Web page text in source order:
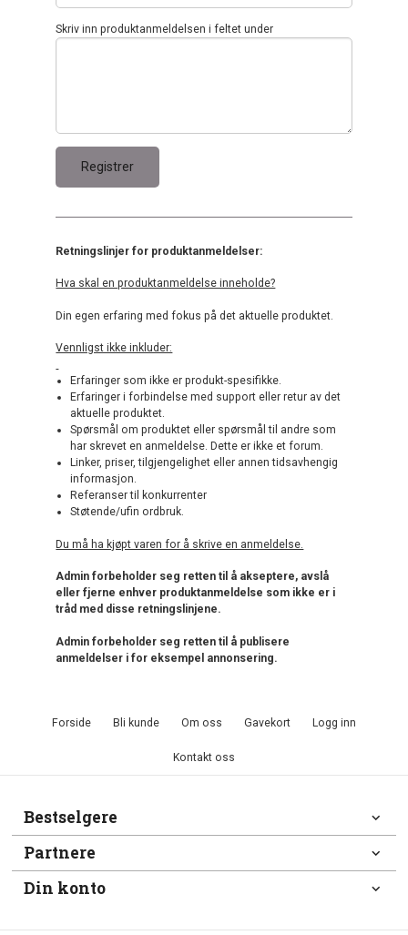
Skriv inn produktanmeldelsen i feltet under
Retningslinjer for produktanmeldelser:
Hva skal en produktanmeldelse inneholde?
Din egen erfaring med fokus på det aktuelle produktet.
Vennligst ikke inkluder:
Erfaringer som ikke er produkt-spesifikke.
Erfaringer i forbindelse med support eller retur av det
aktuelle produktet.
Spørsmål om produktet eller spørsmål til andre som
har skrevet en anmeldelse. Dette er ikke et forum.
Linker, priser, tilgjengelighet eller annen tidsavhengig
informasjon.
Referanser til konkurrenter
Støtende/ufin ordbruk.
Du må ha kjøpt varen for å skrive en anmeldelse.
Admin forbeholder seg retten til å akseptere, avslå
eller fjerne enhver produktanmeldelse som ikke er i
tråd med disse retningslinjene.
Admin forbeholder seg retten til å publisere
anmeldelser i for eksempel annonsering.
Forside Bli kunde Om oss Gavekort Logg inn
Kontakt oss
Bestselgere
Partnere
Din konto